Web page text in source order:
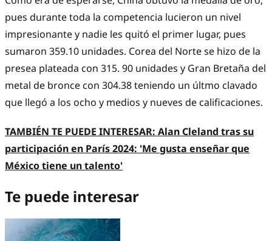
pues durante toda la competencia lucieron un nivel
impresionante y nadie les quitó el primer lugar, pues
sumaron 359.10 unidades. Corea del Norte se hizo de la
presea plateada con 315. 90 unidades y Gran Bretaña del
metal de bronce con 304.38 teniendo un últmo clavado
que llegó a los ocho y medios y nueves de calificaciones.
TAMBIÉN TE PUEDE INTERESAR: Alan Cleland tras su
participación en París 2024: 'Me gusta enseñar que
México tiene un talento'
Te puede interesar